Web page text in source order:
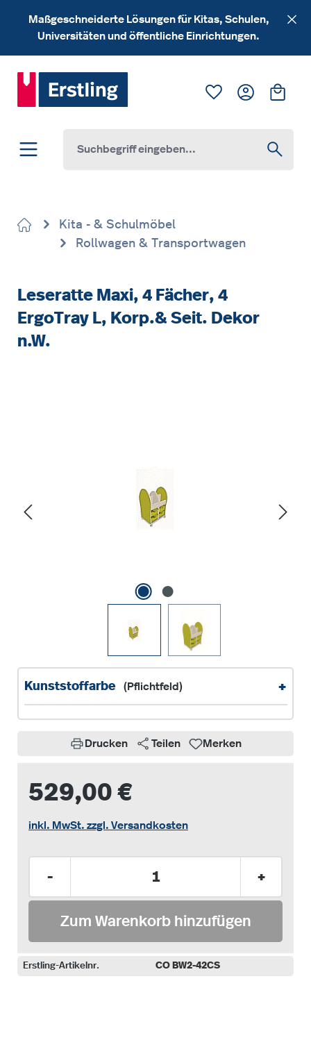
Zum Hauptinhalt springen
Maßgeschneiderte Lösungen für Kitas, Schulen,
Universitäten und öffentliche Einrichtungen.
Du hast 0
Kita - & Schulmöbel
Rollwagen & Transportwagen
Leseratte Maxi, 4 Fächer, 4
ErgoTray L, Korp.& Seit. Dekor
n.W.
Kunststoffarbe (Pflichtfeld) +
Drucken Teilen Merken
529,00 €
inkl. MwSt. zzgl. Versandkosten
- +
Zum Warenkorb hinzufügen
Erstling-Artikelnr. CO BW2-42CS